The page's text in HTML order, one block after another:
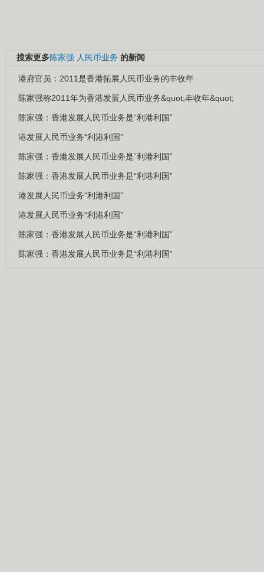
搜索更多陈家强 人民币业务 的新闻
港府官员：2011是香港拓展人民币业务的丰收年
陈家强称2011年为香港发展人民币业务&quot;丰收年&quot;
陈家强：香港发展人民币业务是“利港利国”
港发展人民币业务“利港利国”
陈家强：香港发展人民币业务是“利港利国”
陈家强：香港发展人民币业务是“利港利国”
港发展人民币业务“利港利国”
港发展人民币业务“利港利国”
陈家强：香港发展人民币业务是“利港利国”
陈家强：香港发展人民币业务是“利港利国”